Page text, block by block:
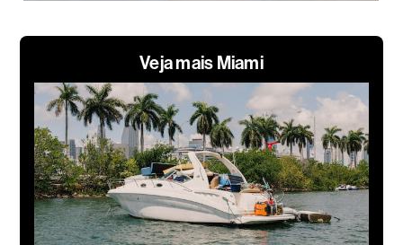
Veja mais Miami